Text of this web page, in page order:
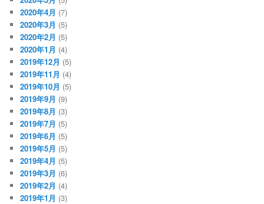
2020年4月 (7)
2020年3月 (5)
2020年2月 (5)
2020年1月 (4)
2019年12月 (5)
2019年11月 (4)
2019年10月 (5)
2019年9月 (9)
2019年8月 (3)
2019年7月 (5)
2019年6月 (5)
2019年5月 (5)
2019年4月 (5)
2019年3月 (6)
2019年2月 (4)
2019年1月 (3)